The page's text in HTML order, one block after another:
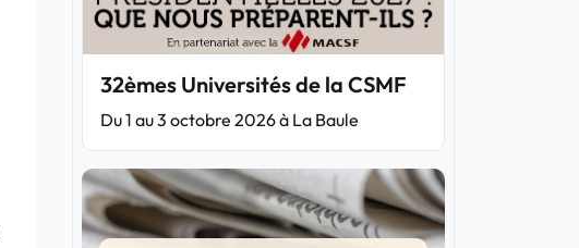
32èmes Universités de la CSMF
Du 1 au 3 octobre 2026 à La Baule